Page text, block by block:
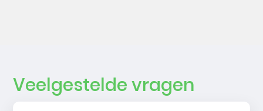
Veelgestelde vragen